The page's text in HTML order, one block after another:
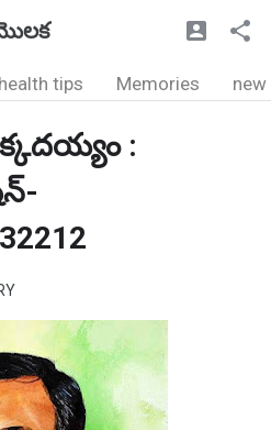
మొలక
health tips Memories new
: